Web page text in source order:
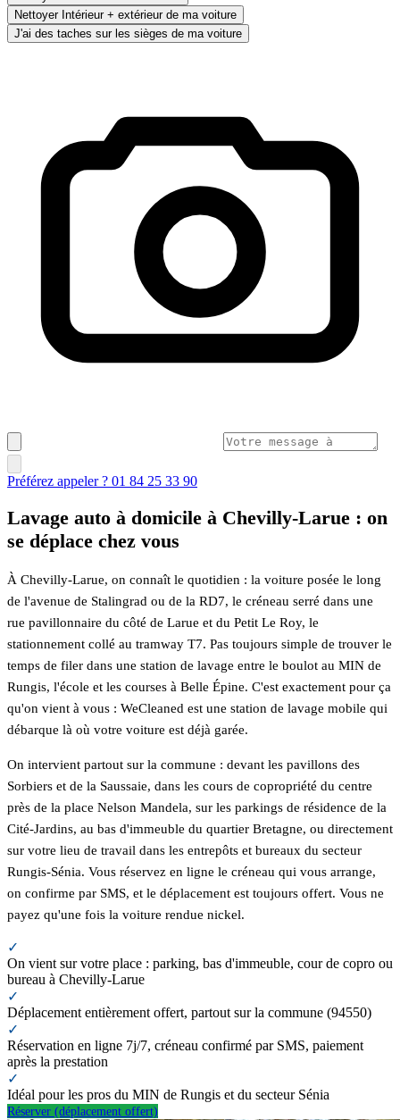
Nettoyer Intérieur + extérieur de ma voiture
J'ai des taches sur les sièges de ma voiture
Préférez appeler ? 01 84 25 33 90
Lavage auto à domicile à Chevilly-Larue : on
se déplace chez vous
À Chevilly-Larue, on connaît le quotidien : la voiture posée le long
de l'avenue de Stalingrad ou de la RD7, le créneau serré dans une
rue pavillonnaire du côté de Larue et du Petit Le Roy, le
stationnement collé au tramway T7. Pas toujours simple de trouver le
temps de filer dans une station de lavage entre le boulot au MIN de
Rungis, l'école et les courses à Belle Épine. C'est exactement pour ça
qu'on vient à vous : WeCleaned est une station de lavage mobile qui
débarque là où votre voiture est déjà garée.
On intervient partout sur la commune : devant les pavillons des
Sorbiers et de la Saussaie, dans les cours de copropriété du centre
près de la place Nelson Mandela, sur les parkings de résidence de la
Cité-Jardins, au bas d'immeuble du quartier Bretagne, ou directement
sur votre lieu de travail dans les entrepôts et bureaux du secteur
Rungis-Sénia. Vous réservez en ligne le créneau qui vous arrange,
on confirme par SMS, et le déplacement est toujours offert. Vous ne
payez qu'une fois la voiture rendue nickel.
✓
On vient sur votre place : parking, bas d'immeuble, cour de copro ou
bureau à Chevilly-Larue
✓
Déplacement entièrement offert, partout sur la commune (94550)
✓
Réservation en ligne 7j/7, créneau confirmé par SMS, paiement
après la prestation
✓
Idéal pour les pros du MIN de Rungis et du secteur Sénia
Réserver (déplacement offert)